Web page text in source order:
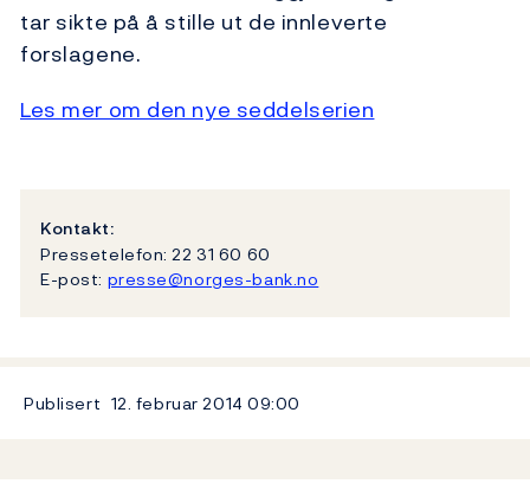
tar sikte på å stille ut de innleverte
forslagene.
Les mer om den nye seddelserien
Kontakt:
Pressetelefon: 22 31 60 60
E-post: presse@norges-bank.no
Publisert 12. februar 201409:00